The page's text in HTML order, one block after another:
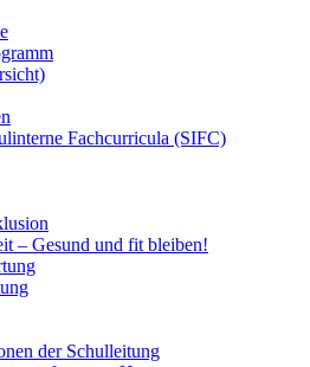
Fachcurricula (SIFC)
– Gesund und fit bleiben!
der Schulleitung